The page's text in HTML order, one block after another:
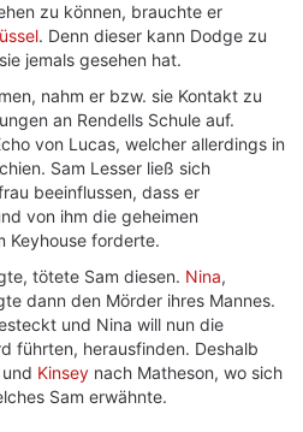
zu können, brauchte er
. Denn dieser kann Dodge zu
jemals gesehen hat.
nahm er bzw. sie Kontakt zu
an Rendells Schule auf.
von Lucas, welcher allerdings in
Sam Lesser ließ sich
beeinflussen, dass er
von ihm die geheimen
Keyhouse forderte.
tötete Sam diesen. Nina,
dann den Mörder ihres Mannes.
und Nina will nun die
führten, herausfinden. Deshalb
und Kinsey nach Matheson, wo sich
Sam erwähnte.